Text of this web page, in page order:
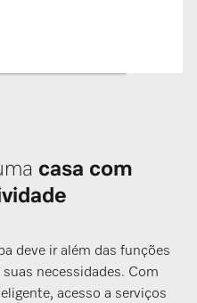
casa com
deve ir além das funções
necessidades. Com
acesso a serviços